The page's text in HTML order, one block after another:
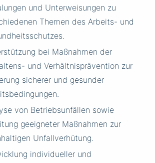
und Unterweisungen zu
Themen des Arbeits- und
bei Maßnahmen der
und Verhältnisprävention zur
sicherer und gesunder
von Betriebsunfällen sowie
geeigneter Maßnahmen zur
Unfallverhütung.
individueller und